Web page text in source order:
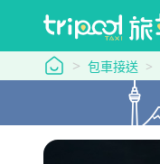
tripool 旅步
包車接送